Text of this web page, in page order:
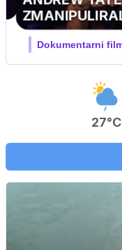
MOJ
Film meseca /
27°C